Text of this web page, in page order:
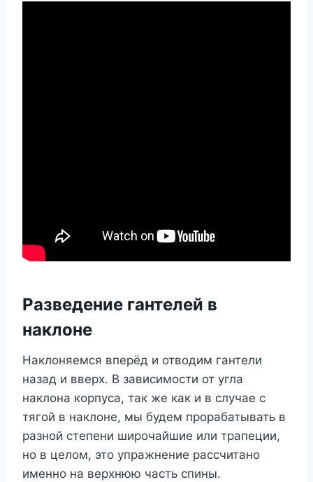
Разведение гантелей в
наклоне
Наклоняемся вперёд и отводим гантели
назад и вверх. В зависимости от угла
наклона корпуса, так же как и в случае с
тягой в наклоне, мы будем прорабатывать в
разной степени широчайшие или трапеции,
но в целом, это упражнение рассчитано
именно на верхнюю часть спины.